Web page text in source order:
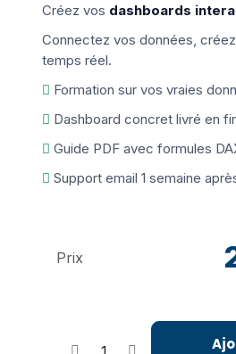
Créez vos dashboards
Connectez vos données,
temps réel.
Formation sur vos vraies
Dashboard concret livré en
Guide PDF avec formules
Support email 1 semaine
Prix